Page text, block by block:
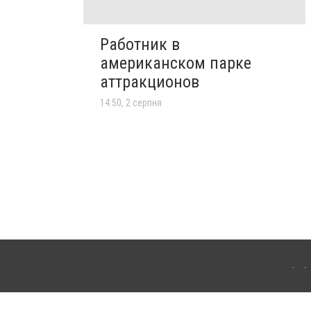
Работник в
американском парке
аттракционов
14:50, 2 серпня